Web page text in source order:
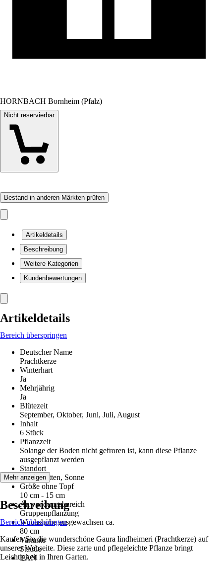
HORNBACH Bornheim (Pfalz)
Nicht reservierbar
Bestand in anderen Märkten prüfen
Artikeldetails
Beschreibung
Weitere Kategorien
Kundenbewertungen
Artikeldetails
Bereich überspringen
Deutscher Name
Prachtkerze
Winterhart
Ja
Mehrjährig
Ja
Blütezeit
September, Oktober, Juni, Juli, August
Inhalt
6 Stück
Pflanzzeit
Solange der Boden nicht gefroren ist, kann diese Pflanze
ausgepflanzt werden
Standort
Halbschatten, Sonne
Größe ohne Topf
10 cm - 15 cm
Anwendungsbereich
Gruppenpflanzung
Wuchshöhe ausgewachsen ca.
80 cm
Variante
Staude
EAN
Mehr anzeigen
Beschreibung
Bereich überspringen
Kaufen Sie die wunderschöne Gaura lindheimeri (Prachtkerze) auf
unserer Webseite. Diese zarte und pflegeleichte Pflanze bringt
Leichtigkeit in Ihren Garten.